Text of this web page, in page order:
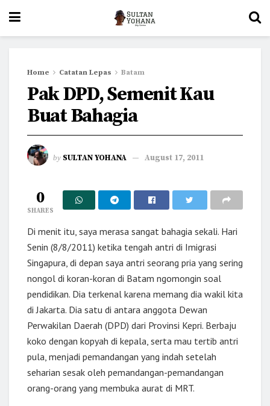
Home Catatan Lepas Batam
Pak DPD, Semenit Kau
Buat Bahagia
by SULTAN YOHANA August 17, 2011
0
SHARES
Di menit itu, saya merasa sangat bahagia sekali. Hari
Senin (8/8/2011) ketika tengah antri di Imigrasi
Singapura, di depan saya antri seorang pria yang sering
nongol di koran-koran di Batam ngomongin soal
pendidikan. Dia terkenal karena memang dia wakil kita
di Jakarta. Dia satu di antara anggota Dewan
Perwakilan Daerah (DPD) dari Provinsi Kepri. Berbaju
koko dengan kopyah di kepala, serta mau tertib antri
pula, menjadi pemandangan yang indah setelah
seharian sesak oleh pemandangan-pemandangan
orang-orang yang membuka aurat di MRT.